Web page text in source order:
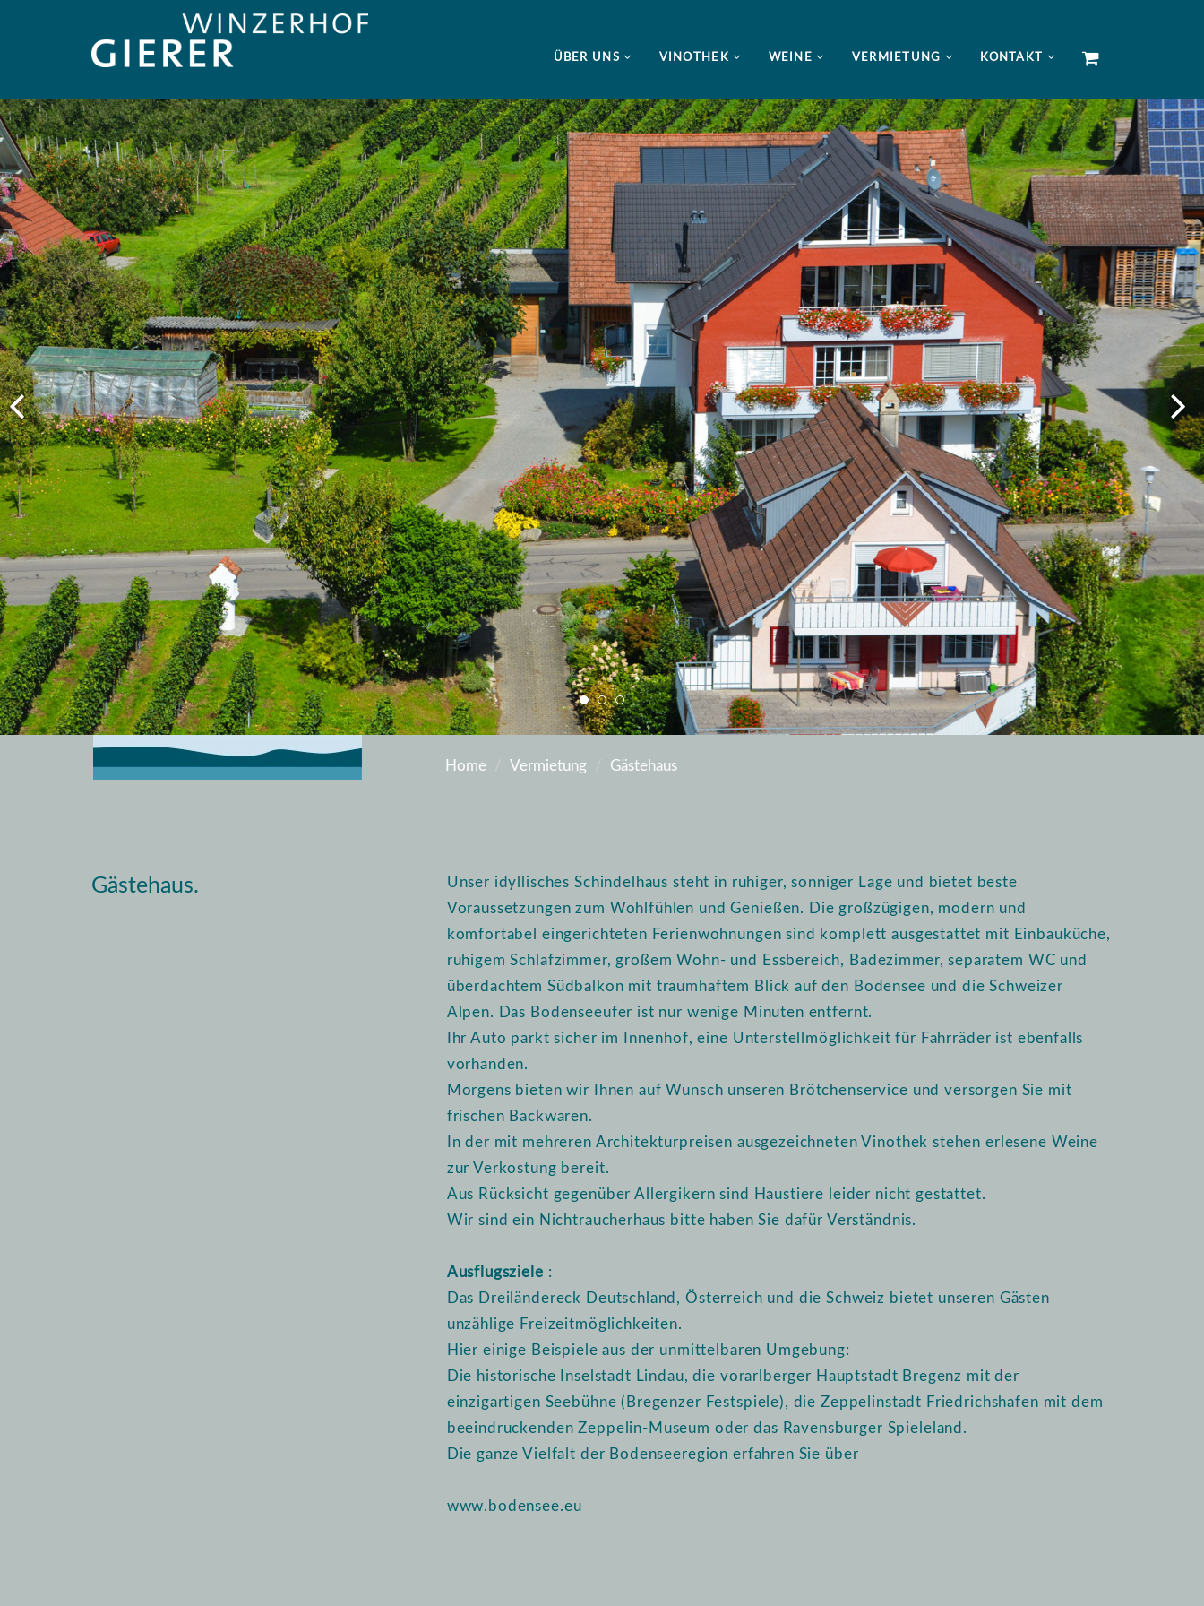
ÜBER UNS VINOTHEK WEINE VERMIETUNG KONTAKT
Home Vermietung Gästehaus
Gästehaus.
Unser idyllisches Schindelhaus steht in ruhiger, sonniger Lage und bietet beste
Voraussetzungen zum Wohlfühlen und Genießen. Die großzügigen, modern und
komfortabel eingerichteten Ferienwohnungen sind komplett ausgestattet mit Einbauküche,
ruhigem Schlafzimmer, großem Wohn- und Essbereich, Badezimmer, separatem WC und
überdachtem Südbalkon mit traumhaftem Blick auf den Bodensee und die Schweizer
Alpen. Das Bodenseeufer ist nur wenige Minuten entfernt.
Ihr Auto parkt sicher im Innenhof, eine Unterstellmöglichkeit für Fahrräder ist ebenfalls
vorhanden.
Morgens bieten wir Ihnen auf Wunsch unseren Brötchenservice und versorgen Sie mit
frischen Backwaren.
In der mit mehreren Architekturpreisen ausgezeichneten Vinothek stehen erlesene Weine
zur Verkostung bereit.
Aus Rücksicht gegenüber Allergikern sind Haustiere leider nicht gestattet.
Wir sind ein Nichtraucherhaus bitte haben Sie dafür Verständnis.
Ausflugsziele :
Das Dreiländereck Deutschland, Österreich und die Schweiz bietet unseren Gästen
unzählige Freizeitmöglichkeiten.
Hier einige Beispiele aus der unmittelbaren Umgebung:
Die historische Inselstadt Lindau, die vorarlberger Hauptstadt Bregenz mit der
einzigartigen Seebühne (Bregenzer Festspiele), die Zeppelinstadt Friedrichshafen mit dem
beeindruckenden Zeppelin-Museum oder das Ravensburger Spieleland.
Die ganze Vielfalt der Bodenseeregion erfahren Sie über
www.bodensee.eu